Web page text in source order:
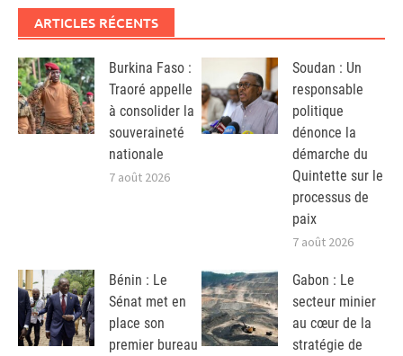
ARTICLES RÉCENTS
Burkina Faso :
Traoré appelle
à consolider la
souveraineté
nationale
7 août 2026
Soudan : Un
responsable
politique
dénonce la
démarche du
Quintette sur le
processus de
paix
7 août 2026
Bénin : Le
Sénat met en
place son
premier bureau
Gabon : Le
secteur minier
au cœur de la
stratégie de